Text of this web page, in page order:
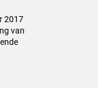
2017
van